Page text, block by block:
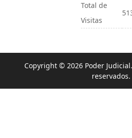
Total de
Visitas
Copyright © 2026 Poder
reservados.